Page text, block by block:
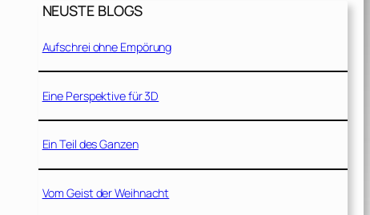
NEUSTE BLOGS
Aufschrei ohne Empörung
Eine Perspektive für 3D
Ein Teil des Ganzen
Vom Geist der Weihnacht